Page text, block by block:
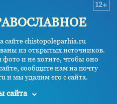
сайте chistopoleparhia.ru
из открытых источников.
фото и не хотите, чтобы оно
сообщите нам на почту
и мы удалим его с сайта.
12+
сайта